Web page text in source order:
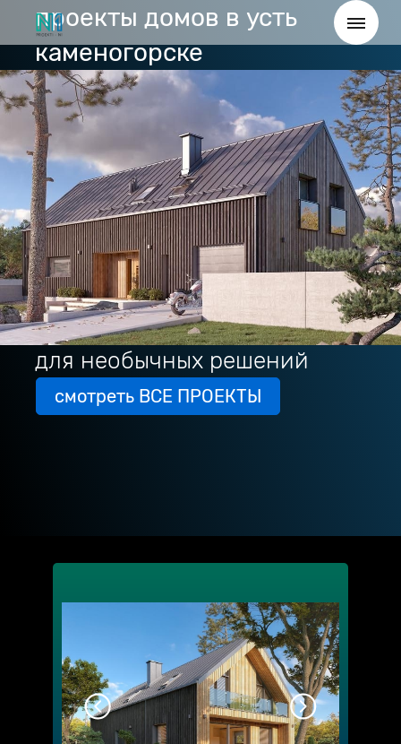
проекты домов в усть
каменогорске
для необычных решений
смотреть ВСЕ ПРОЕКТЫ